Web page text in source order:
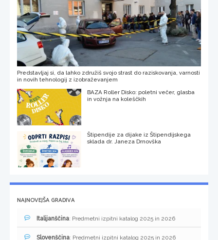
Predstavljaj si, da lahko združiš svojo strast do raziskovanja, varnosti
in novih tehnologij z izobraževanjem
BAZA Roller Disko: poletni večer, glasba
in vožnja na koleščkih
Štipendije za dijake iz Štipendijskega
sklada dr. Janeza Drnovška
NAJNOVEJŠA GRADIVA
Italijanščina: Predmetni izpitni katalog 2025 in 2026
Slovenščina: Predmetni izpitni katalog 2025 in 2026